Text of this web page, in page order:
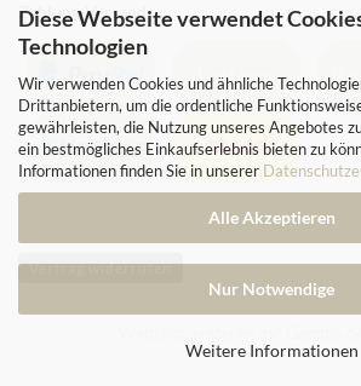
Diese Webseite verwendet
Technologien
Wir verwenden Cookies und ähnliche
Drittanbietern, um die ordentliche
gewährleisten, die Nutzung unseres Angebotes
ein bestmögliches Einkaufserlebnis bieten zu
Informationen finden Sie in unserer
Alle Akzeptieren
Nur Notwendige
Weitere Informationen
Zahlung-Versand
Vertrag widerrufen